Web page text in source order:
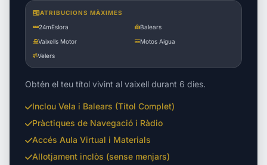
ATRIBUCIONS MÀXIMES
24mEslora
Balears
Vaixells Motor
Motos Aigua
Velers
Obtén el teu títol vivint al vaixell durant 6 dies.
Inclou Vela i Balears (Títol Complet)
Pràctiques de Navegació i Ràdio
Accés Aula Virtual i Materials
Allotjament inclòs (sense menjars)